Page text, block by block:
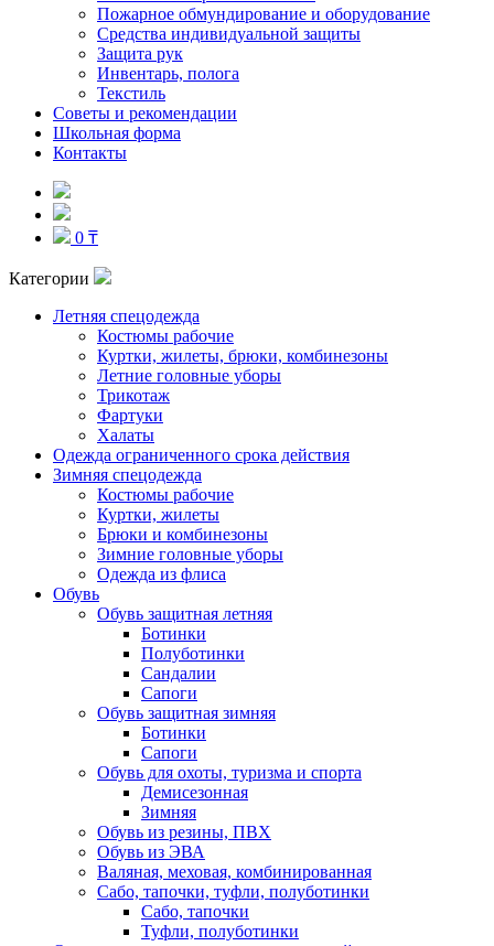
Пожарное обмундирование и оборудование
Средства индивидуальной защиты
Защита рук
Инвентарь, полога
Текстиль
Советы и рекомендации
Школьная форма
Контакты
0 ₸
Категории
Летняя спецодежда
Костюмы рабочие
Куртки, жилеты, брюки, комбинезоны
Летние головные уборы
Трикотаж
Фартуки
Халаты
Одежда ограниченного срока действия
Зимняя спецодежда
Костюмы рабочие
Куртки, жилеты
Брюки и комбинезоны
Зимние головные уборы
Одежда из флиса
Обувь
Обувь защитная летняя
Ботинки
Полуботинки
Сандалии
Сапоги
Обувь защитная зимняя
Ботинки
Сапоги
Обувь для охоты, туризма и спорта
Демисезонная
Зимняя
Обувь из резины, ПВХ
Обувь из ЭВА
Валяная, меховая, комбинированная
Сабо, тапочки, туфли, полуботинки
Сабо, тапочки
Туфли, полуботинки